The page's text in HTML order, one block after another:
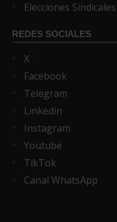
Elecciones Sindicales
REDES SOCIALES
X
Facebook
Telegram
Linkedin
Instagram
Youtube
TikTok
Canal WhatsApp